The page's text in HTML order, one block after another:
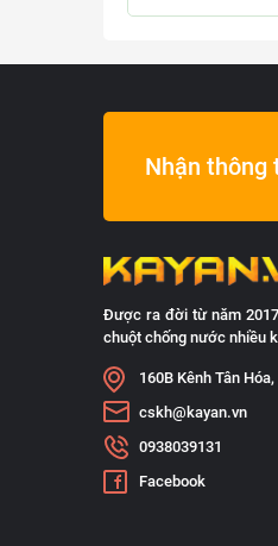
Nhận thông
Được ra đời từ năm
chuột chống nước nhiều
160B Kênh Tân
cskh@kayan.vn
0938039131
Facebook